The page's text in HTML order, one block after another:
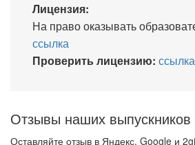
Лицензия:
На право оказывать
ссылка
Проверить лицензию: ссылка
Отзывы наших выпускников
Оставляйте отзыв в Яндекс, Google и